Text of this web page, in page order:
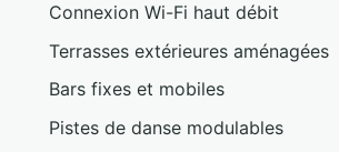
Connexion Wi-Fi haut débit
Terrasses extérieures aménagées
Bars fixes et mobiles
Pistes de danse modulables